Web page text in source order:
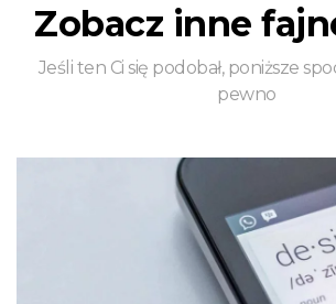
Zobacz inne
Jeśli ten Ci się podobał, poniższe
pewno